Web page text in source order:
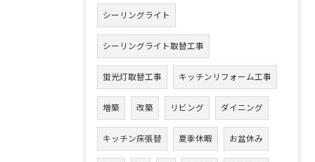
シーリングライト
シーリングライト取替工事
蛍光灯取替工事 キッチンリフォーム工事
増築 改築 リビング ダイニング
キッチン床張替 夏季休暇 お盆休み